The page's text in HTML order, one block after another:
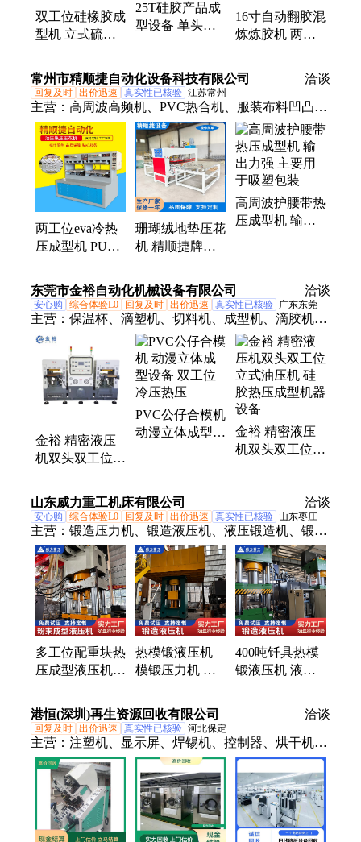
吨硫化机
双工位硅橡胶成
型机 立式硫化
压成型硫化机
运鑫
25T硅胶产品成
型设备 单头油
动开模
16寸自动翻胶混
炼炼胶机 两辊
省时省力 运鑫
常州市精顺捷自动化设备科技有限公司 洽谈
回复及时 出价迅速 真实性已核验 江苏常州
主营： 高周波高频机、PVC热合机、服装布料凹凸压
花机、两工位eva冷热压成型机、软膜天花烫边机、
PVC发泡板压花机、超声波花边机、超声波压花机、
超声波焊接机
两工位eva冷热
压成型机 PU皮
机 精顺捷EVA
成型设备厂
珊瑚绒地垫压花
机 精顺捷牌海
设备
高周波护腰带热
压成型机 输出
东莞市金裕自动化机械设备有限公司 洽谈
安心购 综合体验L0 回复及时 出价迅速 真实性已核验 广东东莞
主营： 保温杯、滴塑机、切料机、成型机、滴胶机、
上色机、冷冻台、液压机、钥匙扣、凹凸机、平板
壳、搅拌机、切条机、硫化机、压花机、油压机、转
烫机、植胶机、舔食垫、射出机、鞋材机、硅橡胶、
点胶机、真空机、滴塑烤箱
金裕 精密液压
机双头双工位立
热压成型机器设
备
PVC公仔合模机
动漫立体成型设
金裕 精密液压
机双头双工位立
山东威力重工机床有限公司 洽谈
安心购 综合体验L0 回复及时 出价迅速 真实性已核验 山东枣庄
主营： 锻造压力机、锻造液压机、液压锻造机、锻压
成型机、多工位拉伸液压机、多工位油压机、多工位
锻压机、液压锻造压机、多向模锻液压机、立式拉伸
液压机、四柱拉伸液压机、工业拉伸液压机、全自动
拉伸液压机、封头拉伸液压机、四柱油压机、碳素油
压机、精密模锻机、挤压锻压机、精密油压机、液压
铝屑压块机、全自动铝屑压块机、铝刨花压块机、铜
屑冷压压块机、铝边角料压块机、陶瓷粉末液压机
多工位配重块热
压成型液压机
能设备
热模锻液压机
模锻压力机 锻
耐用
400吨钎具热模
锻液压机 液压
锻件密度均匀高
港恒(深圳)再生资源回收有限公司 洽谈
回复及时 出价迅速 真实性已核验 河北保定
主营： 注塑机、显示屏、焊锡机、控制器、烘干机、
废旧贴片机、自动测试设备、电动膜切机设、镀镍电
镀生产线、半导体产品设备